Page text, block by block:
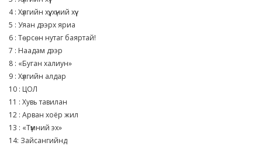
4 : Хүлгийн хүү, хүний хүү
5 : Уяан дээрх яриа
6 : Төрсөн нутаг баяртай!
7 : Наадам дээр
8 : «Буган халиун»
9 : Хүлгийн алдар
10 : ЦОЛ
11 : Хувь тавилан
12 : Арван хоёр жил
13 : «Түмний эх»
14: Зайсангийнд